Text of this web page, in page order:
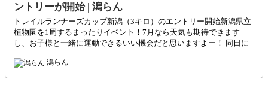
ントリーが開始 | 潟らん
トレイルランナーズカップ新潟（3キロ）のエントリー開始新潟県立
植物園を1周するまったりイベント！7月なら天気も期待できます
し、お子様と一緒に運動できるいい機会だと思いますよー！ 同日に
ンターで行われますお間違えのないよう気をつけて下さい大会名ト
潟らん